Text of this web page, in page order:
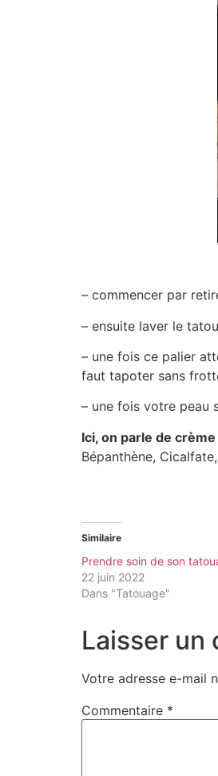
– commencer par
– ensuite laver le
– une fois ce palier
faut tapoter sans
– une fois votre peau
Ici, on parle de
Bépanthène,
Similaire
Prendre soin de son
22 juin 2022
Dans "Tatouage"
Laisser un
Votre adresse e-mail
Commentaire *